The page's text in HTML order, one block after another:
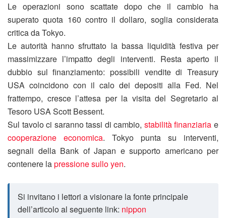
Le operazioni sono scattate dopo che il cambio ha
superato quota 160 contro il dollaro, soglia considerata
critica da Tokyo.
Le autorità hanno sfruttato la bassa liquidità festiva per
massimizzare l’impatto degli interventi. Resta aperto il
dubbio sul finanziamento: possibili vendite di Treasury
USA coincidono con il calo dei depositi alla Fed. Nel
frattempo, cresce l’attesa per la visita del Segretario al
Tesoro USA Scott Bessent.
Sul tavolo ci saranno tassi di cambio, stabilità finanziaria e
cooperazione economica. Tokyo punta su interventi,
segnali della Bank of Japan e supporto americano per
contenere lapressione sullo yen.
Si invitano i lettori a visionare la fonte principale
dell’articolo al seguente link: nippon